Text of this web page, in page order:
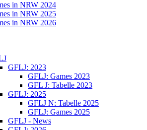
in NRW 2024
in NRW 2025
in NRW 2026
GFLJ: 2023
GFLJ: Games 2023
GFL J: Tabelle 2023
GFLJ: 2025
GFLJ N: Tabelle 2025
GFLJ: Games 2025
GFLJ - News